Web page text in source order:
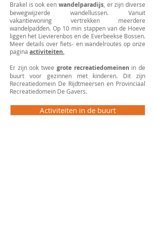
Brakel is ook een wandelparadijs, er zijn diverse
bewegwijzerde wandellussen. Vanuit
vakantiewoning vertrekken meerdere
wandelpadden. Op 10 min stappen van de Hoeve
liggen het Lievierenbos en de Everbeekse Bossen.
Meer details over fiets- en wandelroutes op onze
pagina activiteiten.
Er zijn ook twee grote recreatiedomeinen in de
buurt voor gezinnen met kinderen. Dit zijn
Recreatiedomein De Rijdtmeersen en Provinciaal
Recreatiedomein De Gavers.
Activiteiten in de buurt